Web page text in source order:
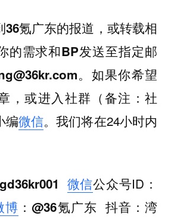
36氪广东的报道 ，或转载相
的需求和BP发送至指定邮
。如果你希望
，或进入社群（备注：社
编微信。我们将在24小时内
gd36kr001 微信公众号ID ：
博 ：@36氪广东 抖音 ：湾